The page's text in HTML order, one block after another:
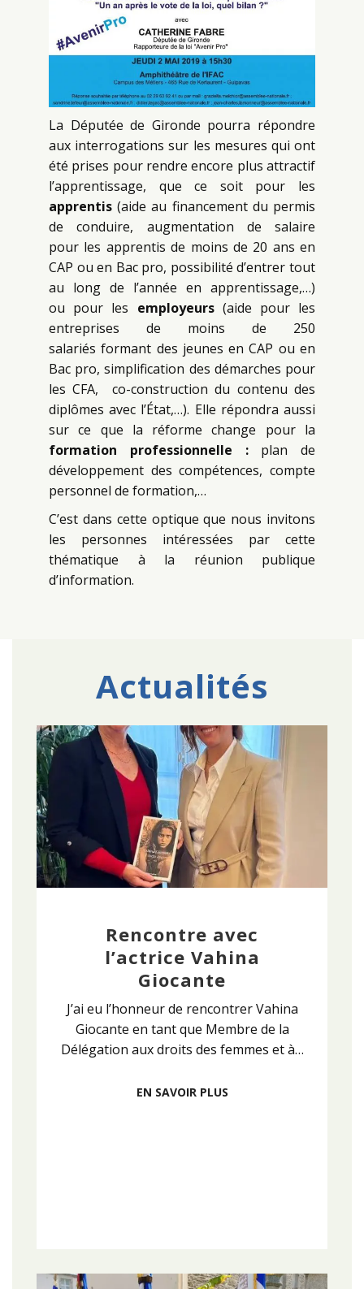
La Députée de Gironde pourra répondre
aux interrogations sur les mesures qui ont
été prises pour rendre encore plus attractif
l’apprentissage, que ce soit pour les
apprentis (aide au financement du permis
de conduire, augmentation de salaire
pour les apprentis de moins de 20 ans en
CAP ou en Bac pro, possibilité d’entrer tout
au long de l’année en apprentissage,…)
ou pour les employeurs(aide pour les
entreprises de moins de 250
salariés formant des jeunes en CAP ou en
Bac pro, simplification des démarches pour
les CFA, co-construction du contenu des
diplômes avec l’État,…). Elle répondra aussi
sur ce que la réforme change pour la
formation professionnelle : plan de
développement des compétences, compte
personnel de formation,…
C’est dans cette optique que nous invitons
les personnes intéressées par cette
thématique à la réunion publique
d’information.
Actualités
Rencontre avec
l’actrice Vahina
Giocante
J’ai eu l’honneur de rencontrer Vahina
Giocante en tant que Membre de la
Délégation aux droits des femmes et à…
EN SAVOIR PLUS